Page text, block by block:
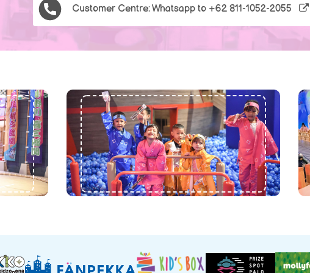
Customer Centre: Whatsapp to +62 811-1052-2055